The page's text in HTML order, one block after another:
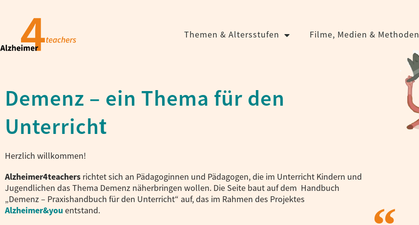
Themen & Altersstufen Filme, Medien & Methoden
Demenz – ein Thema für den
Unterricht​
Herzlich willkommen!
Alzheimer4teachers richtet sich an Pädagoginnen und Pädagogen, die im Unterricht Kindern und
Jugendlichen das Thema Demenz näherbringen wollen. Die Seite baut auf dem Handbuch
„Demenz – Praxishandbuch für den Unterricht“ auf, das im Rahmen des Projektes
Alzheimer&you entstand.